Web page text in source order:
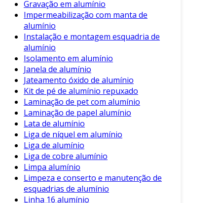
pontos de fuga de calor.
Em seguida, a manutenção regular do
isolamento é vital para prolongar sua vida útil e
eficiência.
Manutenção do Isolamento em
Alumínio
A manutenção do isolamento em alumínio deve
ser realizada periodicamente. Algumas práticas
recomendadas incluem:
Inspeções Visuais
: Realizar verificações
regulares para identificar danos ou
desgastes.
Limpeza: Manter a superfície livre de
Gravação em alumínio
Impermeabilização com manta de
alumínio
Instalação e montagem esquadria de
alumínio
Isolamento em alumínio
Janela de alumínio
Jateamento óxido de alumínio
Kit de pé de alumínio repuxado
Laminação de pet com alumínio
Laminação de papel alumínio
Lata de alumínio
Liga de níquel em alumínio
Liga de alumínio
Liga de cobre alumínio
Limpa alumínio
Limpeza e conserto e manutenção de
esquadrias de alumínio
Linha 16 alumínio